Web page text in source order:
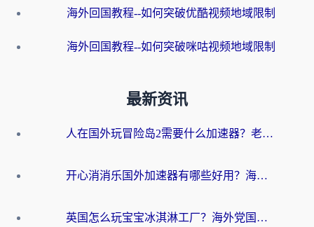
海外回国教程--如何突破优酷视频地域限制
海外回国教程--如何突破咪咕视频地域限制
最新资讯
人在国外玩冒险岛2需要什么加速器？老玩家亲测有效的选择指南
开心消消乐国外加速器有哪些好用？海外党亲测不踩坑指南（附塔瑞斯世界Online流畅技巧）
英国怎么玩宝宝冰淇淋工厂？海外党国服游戏加速避坑指南（附挪威装甲风暴解决方案）